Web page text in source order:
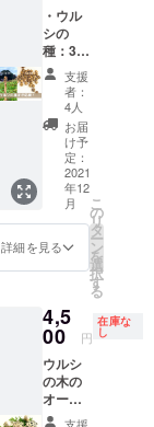
望者の
み）
のを楽
しみな
がら、
育てる
ように
使って
いただ
けたら
嬉しい
です。
ひとつ
ずつ杢
目（も
の出方
も違う
一期一
会もお
楽しみ
くださ
い。 全
ての支
援者様
す。 ウ
ルシの
木は柔
らか
く、加
工しや
すいの
で、お
手持ち
の彫刻
刀や木
工ナイ
フで削
ができ
ます。
ころも
ありま
すので
木工ナ
イフの
ほうが
ひまを
かけて
細やか
な絞り
模様を
施し
て、手
で染め
ていま
す。手
触りと
使い心
いブッ
クカ
め物
は、媒
染（ば
いせ
ん）と
いう工
のキッ
チンで
もでき
ます。
黄色く
染める
ための
ミョウ
バン粉
をセッ
トして
ありま
すが、
リーフ
色に染
まる鉄
方法も
記載し
てあり
ますの
「縄文
うるし
パー
ク」で
植栽活
動のあ
と、春
のお楽
しみ
「ウル
シの芽
の天ぷ
ら」を
アウト
う！ウ
ルシ以
外に
も、
「縄文
うるし
パー
・ウル
シの
種：30
粒程
度 今
年実っ
た奥久
慈のウ
ルシの
種をお
送りし
ます。
発芽さ
せるの
が難し
いとい
ウルシ
です
が、プ
ロジェ
クトメ
ンバー
の経験
支援
者：
4人
お届
け予
定：
2021
年12
月
詳細を見る
こ
の
リ
タ
ー
ン
を
選
択
す
る
4,5
00 円
在庫な
し
ウルシ
の木の
オーナ
メン